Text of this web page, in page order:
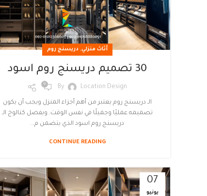
أثاث منزلي, دريسنج روم
30 تصميم دريسنج روم اسود
By Location Design
0
الـ دريسنج روم يعتبر من أهم أجزاء المنزل ويجب أن يكون
تصميمه عمليًا وجميلًا في نفس الوقت. وبفضل كتالوج الـ
دريسنج روم اسود الذي يتضمن م...
CONTINUE READING
07
يونيو